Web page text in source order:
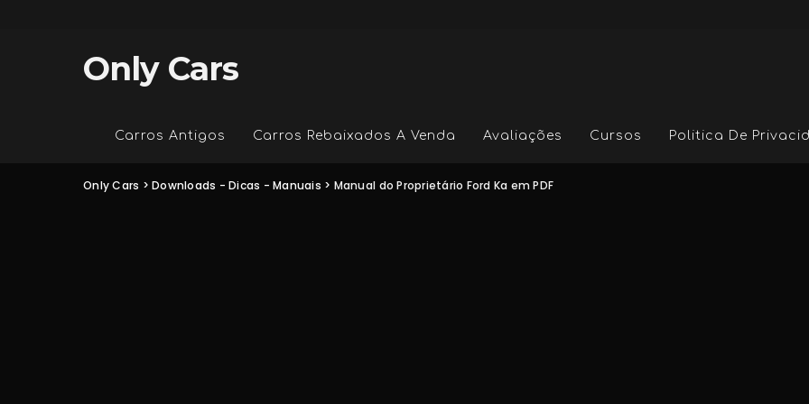
Only Cars
Carros Antigos Carros Rebaixados A Venda Avaliações Cursos Politica De
Only Cars >Downloads - Dicas - Manuais > Manual do Proprietário Ford Ka em PDF